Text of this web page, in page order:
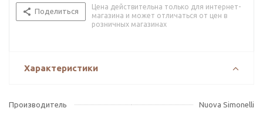
Поделиться
Цена действительна только для интернет-
магазина и может отличаться от цен в
розничных магазинах
Характеристики
Производитель Nuova Simonelli